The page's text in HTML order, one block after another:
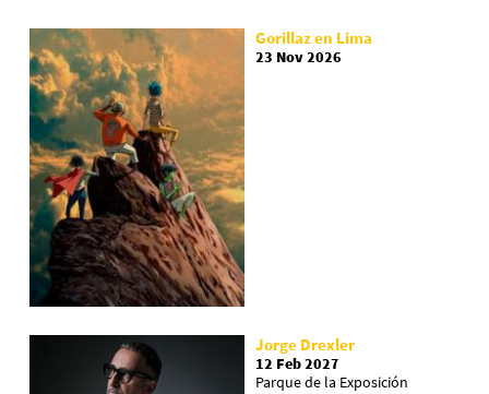
Gorillaz en Lima
23 Nov 2026
Jorge Drexler
12 Feb 2027
Parque de la Exposición